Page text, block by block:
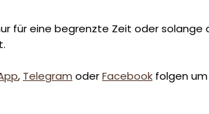
für eine begrenzte Zeit oder solange
, Telegram oderFacebook folgen